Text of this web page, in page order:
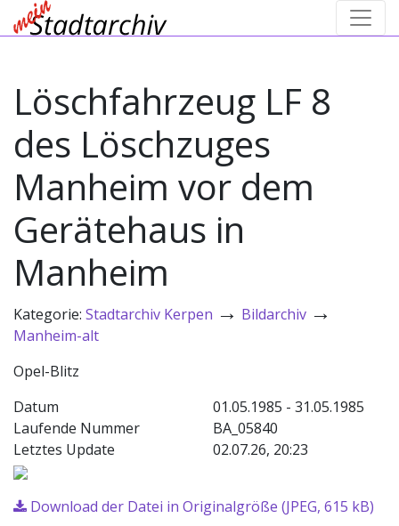
Löschfahrzeug LF 8
des Löschzuges
Manheim vor dem
Gerätehaus in
Manheim
Kategorie: Stadtarchiv Kerpen → Bildarchiv →
Manheim-alt
Opel-Blitz
Datum
01.05.1985 - 31.05.1985
Laufende Nummer
BA_05840
Letztes Update
02.07.26, 20:23
Download der Datei in Originalgröße (JPEG, 615 kB)